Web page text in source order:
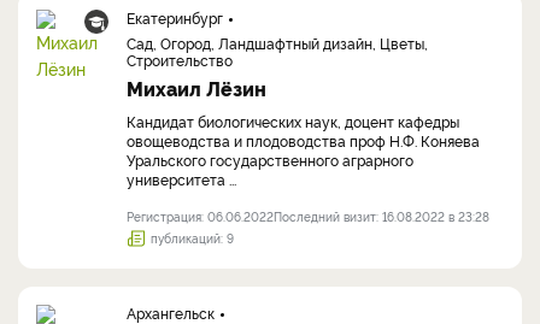
Екатеринбург
Сад, Огород, Ландшафтный дизайн, Цветы,
Строительство
Михаил Лёзин
Кандидат биологических наук, доцент кафедры
овощеводства и плодоводства проф Н.Ф. Коняева
Уральского государственного аграрного
университета ...
Регистрация: 06.06.2022Последний визит: 16.08.2022 в 23:28
публикаций: 9
Архангельск